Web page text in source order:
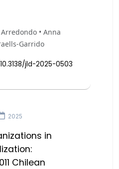
• Anna
Garrido
jld-2025-0503
2025
in
Chilean